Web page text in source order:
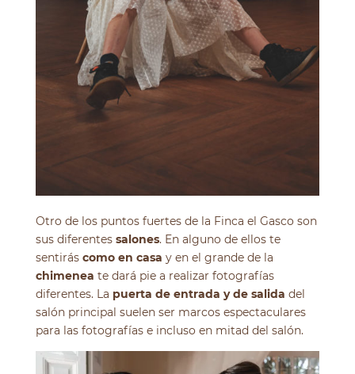
Otro de los puntos fuertes de la Finca el Gasco son
sus diferentes salones. En alguno de ellos te
sentirás como en casa y en el grande de la
chimenea te dará pie a realizar fotografías
diferentes. La puerta de entrada y de salida del
salón principal suelen ser marcos espectaculares
para las fotografías e incluso en mitad del salón.